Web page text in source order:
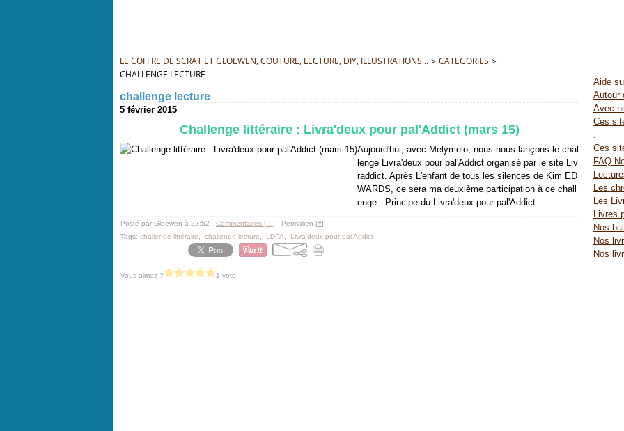
LE COFFRE DE SCRAT ET GLOEWEN, COUTURE, LECTURE, DIY, ILLUSTRATIONS... > CATEGORIES >
CHALLENGE LECTURE
challenge lecture
5 février 2015
Challenge littéraire : Livra'deux pour pal'Addict (mars 15)
Aujourd'hui, avec Melymelo, nous nous lançons le chal
lenge Livra'deux pour pal'Addict organisé par le site Liv
raddict. Après L'enfant de tous les silences de Kim ED
WARDS, ce sera ma deuxième participation à ce chall
enge . Principe du Livra'deux pour pal'Addict...
Posté par Gloewen à 22:52 - Commentaires [ ] - Permalien [#]
Tags: challenge littéraire challenge lecture LDPA Livra'deux pour pal'Addict
Vous aimez ? 1 vote
Aide
Autour
Avec
Ces
.
Ces
FAQ
Les
Les
Livres
Nos
Nos
Nos